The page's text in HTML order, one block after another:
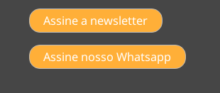
Assine a newsletter
Assine nosso Whatsapp